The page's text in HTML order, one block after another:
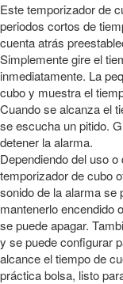
Este temporizador de
periodos cortos de
cuenta atrás
Simplemente gire el
inmediatamente. La
cubo y muestra el
Cuando se alcanza el
se escucha un pitido.
detener la alarma.
Dependiendo del uso
temporizador de cubo
sonido de la alarma se
mantenerlo encendido
se puede apagar.
y se puede configurar
alcance el tiempo de
práctica bolsa, listo